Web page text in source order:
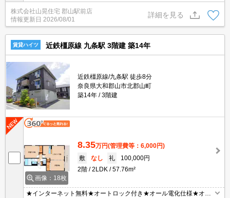
ハウス施工の広々２LDK☆人気のオール電化物件の最上階・角部屋
です♪オートロック付きで、セキュリティ面も安心☆人気の対面キッ
チン、広々快適な一坪風呂、安心のＴＶモニターホンなど室内設備
も充実！！
株式会社山晃住宅 郡山駅前店
情報更新日 2026/08/01
詳細を見る
賃貸ハイツ 近鉄橿原線 九条駅 3階建 築14年
近鉄橿原線/九条駅 徒歩8分
奈良県大和郡山市北郡山町
築14年
3階建
画像：18枚
8.35万円(管理費等：6,000円)
敷
なし 礼
100,000円
2階
2LDK 57.76m²
★インターネット無料★オートロック付き★オール電化仕様★オー